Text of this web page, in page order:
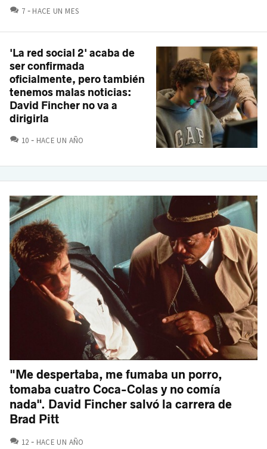
7 COMENTARIOS
HACE UN MES
'La red social 2' acaba de
ser confirmada
oficialmente, pero también
tenemos malas noticias:
David Fincher no va a
dirigirla
10 COMENTARIOS
HACE UN AÑO
"Me despertaba, me fumaba un porro,
tomaba cuatro Coca-Colas y no comía
nada". David Fincher salvó la carrera de
Brad Pitt
12 COMENTARIOS
HACE UN AÑO